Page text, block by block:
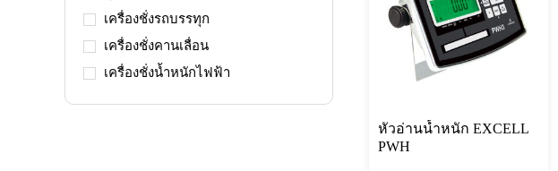
เครื่องชั่งรถบรรทุก
เครื่องชั่งคานเลื่อน
เครื่องชั่งน้ำหนักไฟฟ้า
หัวอ่านน้ำหนัก EXCELL
PWH